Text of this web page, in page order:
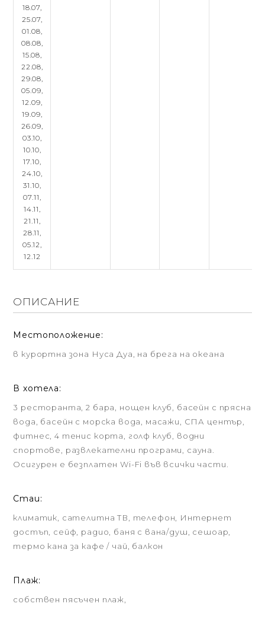
18.07,
25.07,
01.08,
08.08,
15.08,
22.08,
29.08,
05.09,
12.09,
19.09,
26.09,
03.10,
10.10,
17.10,
24.10,
31.10,
07.11,
14.11,
21.11,
28.11,
05.12,
12.12
ОПИСАНИЕ
Местоположение:
в курортна зона Нуса Дуа, на брега на океана
В хотела:
3 ресторанта, 2 бара, нощен клуб, басейн с прясна
вода, басейн с морска вода, масажи, СПА център,
фитнес, 4 тенис корта, голф клуб, водни
спортове, развлекателни програми, сауна.
Осигурен е безплатен Wi-Fi във всички части.
Стаи:
климатик, сателитна ТВ, телефон, Интернет
достъп, сейф, радио, баня с вана/душ, сешоар,
термо кана за кафе / чай, балкон
Плаж:
собствен пясъчен плаж,